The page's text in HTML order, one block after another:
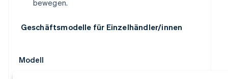
bewegen.
Geschäftsmodelle für Einzelhändler/innen
Modell